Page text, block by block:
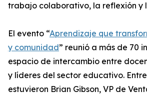
trabajo colaborativo, la reflexión y
El evento “Aprendizaje que
y comunidad” reunió a más de 70
espacio de intercambio entre
y líderes del sector educativo.
estuvieron Brian Gibson, VP de